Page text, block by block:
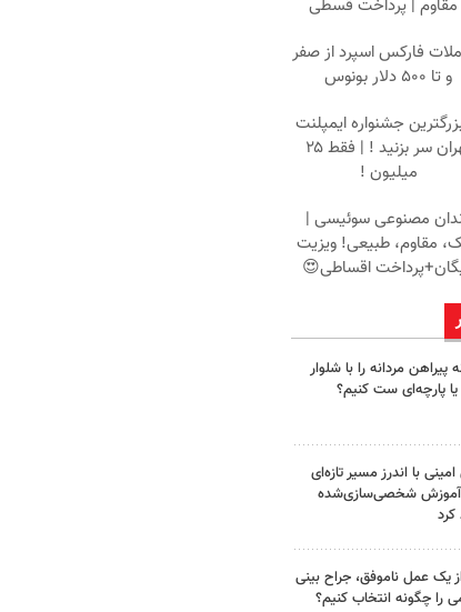
مقاوم | پرداخت قسطی
فارکس اسپرد از صفر
و تا ۵۰۰ دلار بونوس
جشنواره ایمپلنت
تهران سر بزنید ! | فقط ۲۵
میلیون !
مصنوعی سوئیسی |
مقاوم، طبیعی! ویزیت
اقساطی😍
پیراهن مردانه را با شلوار
پارچه‌ای ست کنیم؟
با اندرز مسیر تازه‌ای
آموزش شخصی‌سازی‌شده
کرد
یک عمل ناموفق، جراح بینی
را چگونه انتخاب کنیم؟